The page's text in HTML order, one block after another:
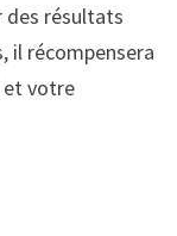
des résultats
il récompensera
et votre